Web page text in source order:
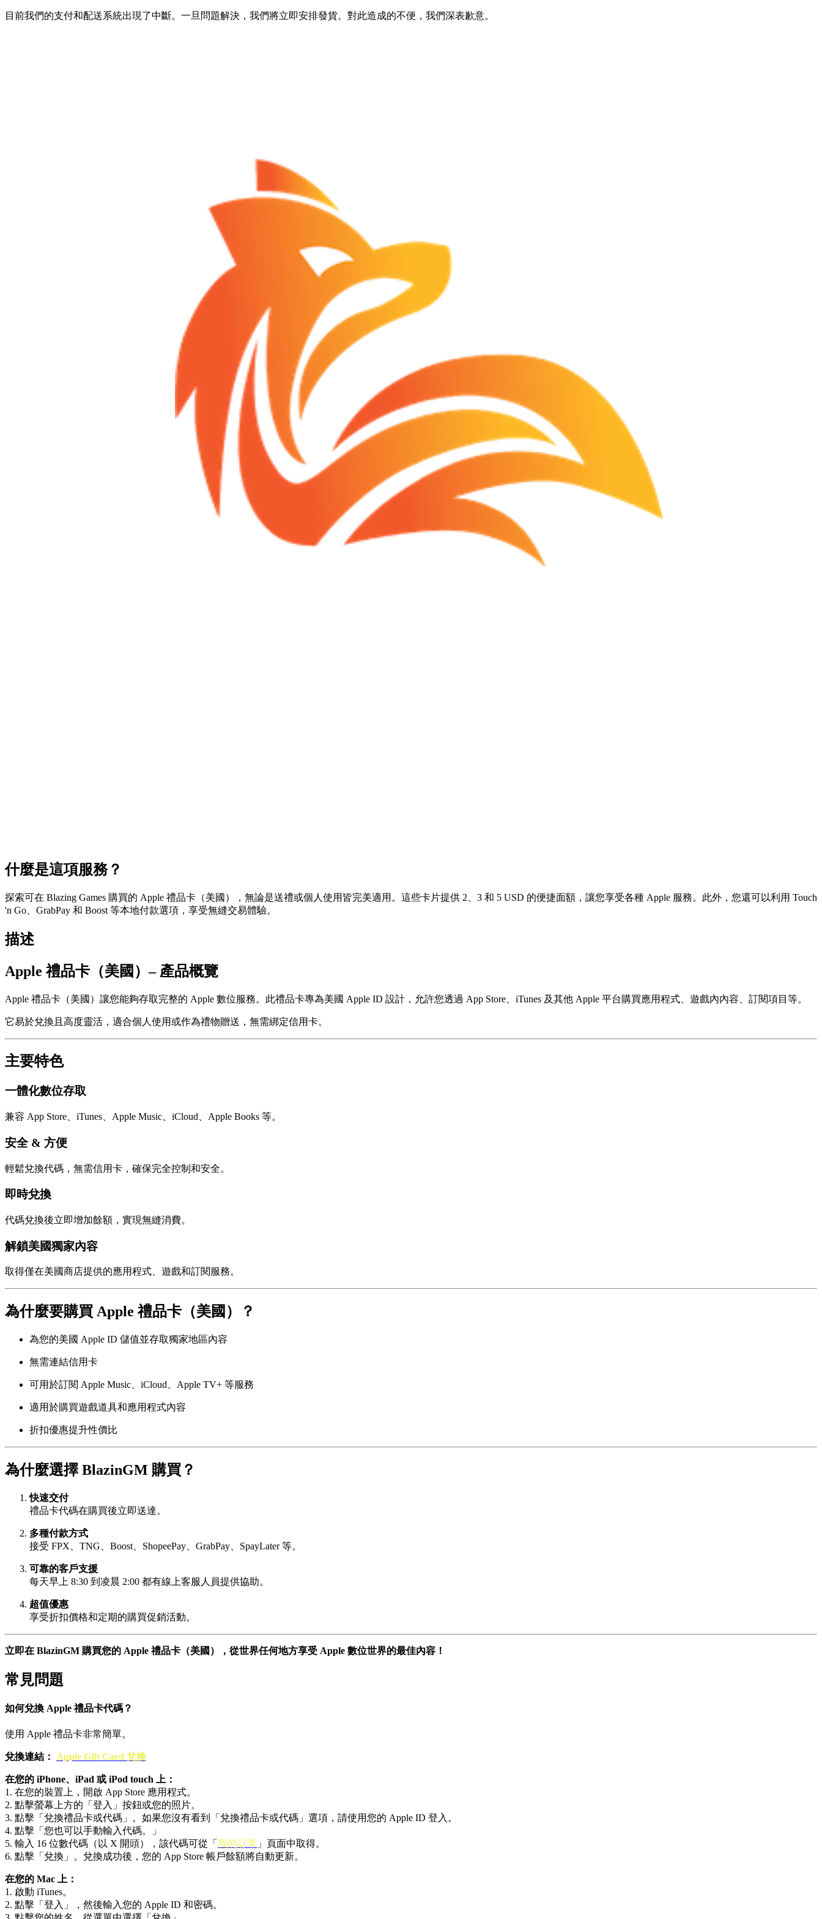
目前我們的支付和配送系統出現了中斷。一旦問題解決，我們將立即安排發貨。對此造成的不便，我們深表歉意。
什麼是這項服務？
探索可在 Blazing Games 購買的 Apple 禮品卡（美國），無論是送禮或個人使用皆完美適用。這些卡片提供 2、3 和 5 USD 的便捷面額，讓您享受各種 Apple 服務。此外，您還可以利用 Touch
'n Go、GrabPay 和 Boost 等本地付款選項，享受無縫交易體驗。
描述
Apple 禮品卡（美國）– 產品概覽
Apple 禮品卡（美國）讓您能夠存取完整的 Apple 數位服務。此禮品卡專為美國 Apple ID 設計，允許您透過 App Store、iTunes 及其他 Apple 平台購買應用程式、遊戲內內容、訂閱項目等。
它易於兌換且高度靈活，適合個人使用或作為禮物贈送，無需綁定信用卡。
主要特色
一體化數位存取
兼容 App Store、iTunes、Apple Music、iCloud、Apple Books 等。
安全 & 方便
輕鬆兌換代碼，無需信用卡，確保完全控制和安全。
即時兌換
代碼兌換後立即增加餘額，實現無縫消費。
解鎖美國獨家內容
取得僅在美國商店提供的應用程式、遊戲和訂閱服務。
為什麼要購買 Apple 禮品卡（美國）？
為您的美國 Apple ID 儲值並存取獨家地區內容
無需連結信用卡
可用於訂閱 Apple Music、iCloud、Apple TV+ 等服務
適用於購買遊戲道具和應用程式內容
折扣優惠提升性價比
為什麼選擇 BlazinGM 購買？
快速交付
禮品卡代碼在購買後立即送達。
多種付款方式
接受 FPX、TNG、Boost、ShopeePay、GrabPay、SpayLater 等。
可靠的客戶支援
每天早上 8:30 到凌晨 2:00 都有線上客服人員提供協助。
超值優惠
享受折扣價格和定期的購買促銷活動。
立即在 BlazinGM 購買您的 Apple 禮品卡（美國），從世界任何地方享受 Apple 數位世界的最佳內容！
常見問題
如何兌換 Apple 禮品卡代碼？
使用 Apple 禮品卡非常簡單。
兌換連結： Apple Gift Card 兌換
在您的 iPhone、iPad 或 iPod touch 上：
1. 在您的裝置上，開啟 App Store 應用程式。
2. 點擊螢幕上方的「登入」按鈕或您的照片。
3. 點擊「兌換禮品卡或代碼」。如果您沒有看到「兌換禮品卡或代碼」選項，請使用您的 Apple ID 登入。
4. 點擊「您也可以手動輸入代碼。」
5. 輸入 16 位數代碼（以 X 開頭），該代碼可從「 我的訂單 」頁面中取得。
6. 點擊「兌換」。兌換成功後，您的 App Store 帳戶餘額將自動更新。
在您的 Mac 上：
1. 啟動 iTunes。
2. 點擊「登入」，然後輸入您的 Apple ID 和密碼。